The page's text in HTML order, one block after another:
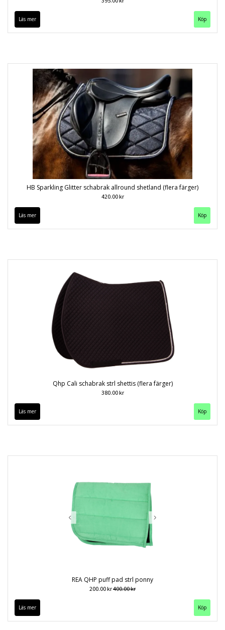
Läs mer Köp
HB Sparkling Glitter schabrak allround shetland (flera färger)
420.00 kr
Läs mer Köp
Qhp Cali schabrak strl shettis (flera färger)
380.00 kr
Läs mer Köp
REA QHP puff pad strl ponny
200.00 kr400.00 kr
Läs mer